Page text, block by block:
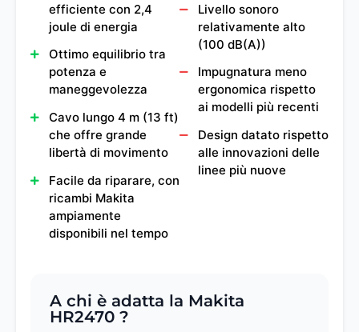
efficiente con 2,4
joule di energia
Ottimo equilibrio tra
potenza e
maneggevolezza
Cavo lungo 4 m (13 ft)
che offre grande
libertà di movimento
Facile da riparare, con
ricambi Makita
ampiamente
disponibili nel tempo
Livello sonoro
relativamente alto
(100 dB(A))
Impugnatura meno
ergonomica rispetto
ai modelli più recenti
Design datato rispetto
alle innovazioni delle
linee più nuove
A chi è adatta la Makita
HR2470 ?